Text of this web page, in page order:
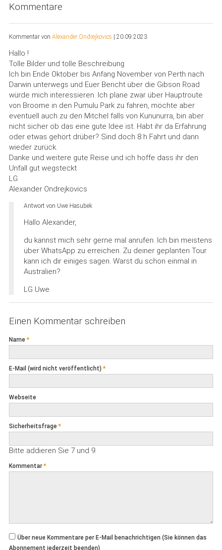
Kommentare
Kommentar von Alexander Ondrejkovics | 20.09.2023
Hallo !
Tolle Bilder und tolle Beschreibung
Ich bin Ende Oktober bis Anfang November von Perth nach
Darwin unterwegs und Euer Bericht über die Gibson Road
würde mich interessieren. Ich plane zwar über Hauptroute
von Broome in den Pumulu Park zu fahren, möchte aber
eventuell auch zu den Mitchel falls von Kununurra, bin aber
nicht sicher ob das eine gute Idee ist. Habt ihr da Erfahrung
oder etwas gehört drüber? Sind doch 8 h Fahrt und dann
wieder zurück.
Danke und weitere gute Reise und ich hoffe dass ihr den
Unfall gut wegsteckt
LG
Alexander Ondrejkovics
Antwort von Uwe Hasubek
Hallo Alexander,
du kannst mich sehr gerne mal anrufen. Ich bin meistens
über WhatsApp zu erreichen. Zu deiner geplanten Tour
kann ich dir einiges sagen. Warst du schon einmal in
Australien?
LG Uwe
Einen Kommentar schreiben
Name *
E-Mail (wird nicht veröffentlicht) *
Webseite
Sicherheitsfrage *
Bitte addieren Sie 7 und 9.
Kommentar *
Über neue Kommentare per E-Mail benachrichtigen (Sie können das
Abonnement jederzeit beenden)